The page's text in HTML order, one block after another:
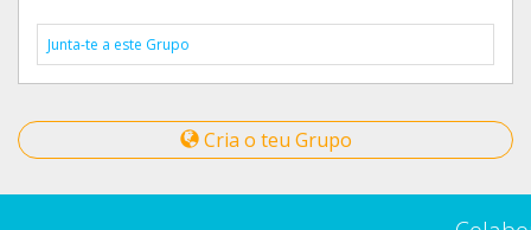
Junta-te a este Grupo
Cria o teu Grupo